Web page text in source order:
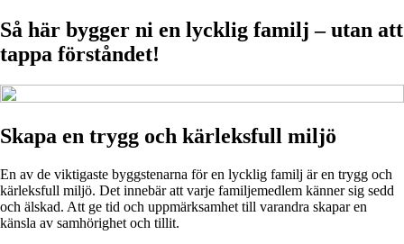
Så här bygger ni en lycklig familj – utan att
tappa förståndet!
Skapa en trygg och kärleksfull miljö
En av de viktigaste byggstenarna för en lycklig familj är en trygg och
kärleksfull miljö. Det innebär att varje familjemedlem känner sig sedd
och älskad. Att ge tid och uppmärksamhet till varandra skapar en
känsla av samhörighet och tillit.